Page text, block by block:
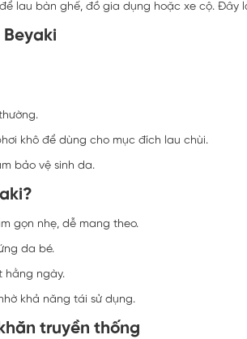
lau bàn ghế, đồ gia dụng hoặc xe cộ. Đây
Beyaki
khô để dùng cho mục đích lau chùi.
bảo vệ sinh da.
gọn nhẹ, dễ mang theo.
da bé.
hằng ngày.
khả năng tái sử dụng.
truyền thống